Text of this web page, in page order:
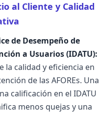
al Cliente y Calidad
de Desempeño de
a Usuarios (IDATU):
la calidad y eficiencia en
de las AFOREs. Una
calificación en el IDATU
menos quejas y una